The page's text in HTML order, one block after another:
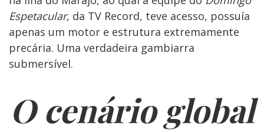
Espetacular, da TV Record, teve acesso, possuía
apenas um motor e estrutura extremamente
precária. Uma verdadeira gambiarra
submersível.
O cenário global